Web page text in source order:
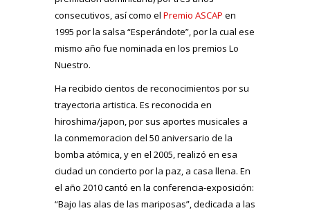
consecutivos, así como el Premio ASCAP en
1995 por la salsa “Esperándote”, por la cual ese
mismo año fue nominada en los premios Lo
Nuestro.
Ha recibido cientos de reconocimientos por su
trayectoria artistica. Es reconocida en
hiroshima/japon, por sus aportes musicales a
la conmemoracion del 50 aniversario de la
bomba atómica, y en el 2005, realizó en esa
ciudad un concierto por la paz, a casa llena. En
el año 2010 cantó en la conferencia-exposición:
“Bajo las alas de las mariposas”, dedicada a las